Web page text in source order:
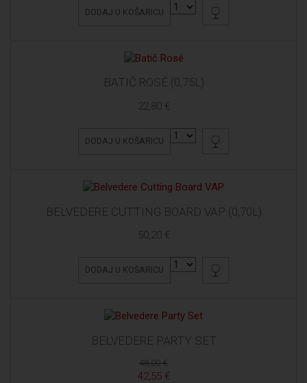
DODAJ U KOŠARICU
BATIČ ROSÉ (0,75L)
22,80 €
DODAJ U KOŠARICU
BELVEDERE CUTTING BOARD VAP (0,70L)
50,20 €
DODAJ U KOŠARICU
BELVEDERE PARTY SET
48,00 €
42,55 €